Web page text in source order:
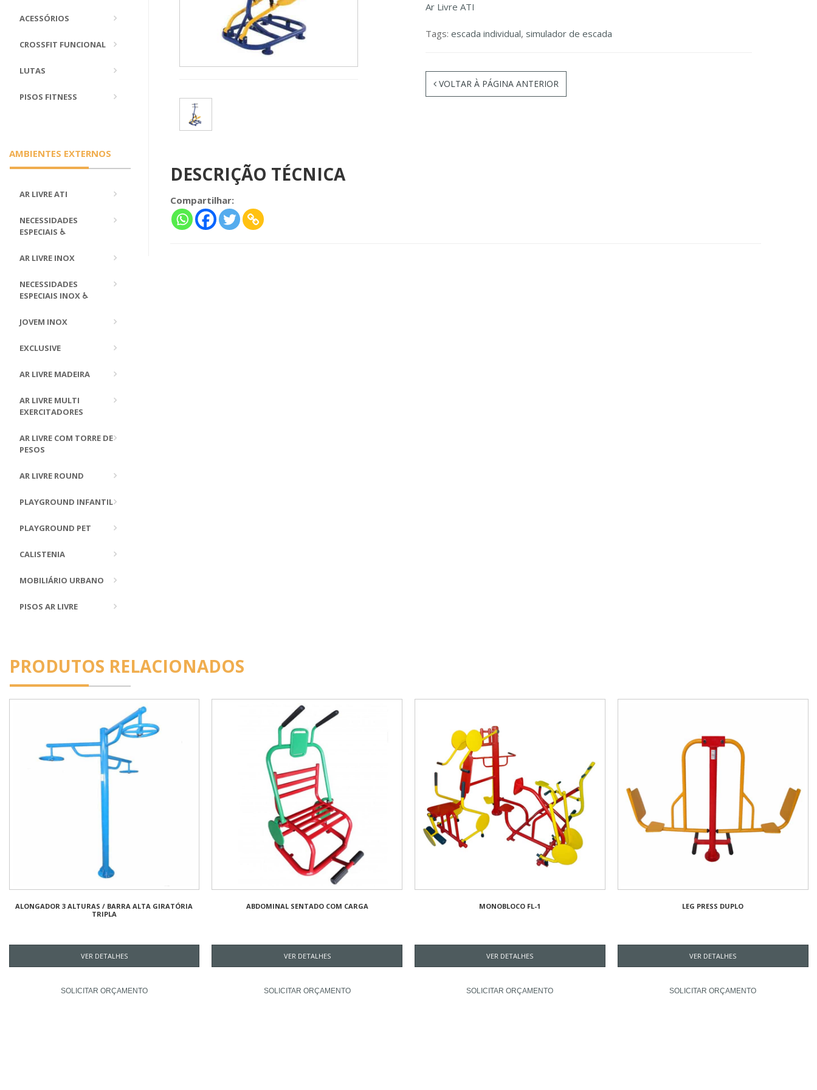
ACESSÓRIOS
CROSSFIT FUNCIONAL
LUTAS
PISOS FITNESS
AMBIENTES EXTERNOS
AR LIVRE ATI
NECESSIDADES
ESPECIAIS ♿
AR LIVRE INOX
NECESSIDADES
ESPECIAIS INOX ♿
JOVEM INOX
EXCLUSIVE
AR LIVRE MADEIRA
AR LIVRE MULTI
EXERCITADORES
AR LIVRE COM TORRE DE
PESOS
AR LIVRE ROUND
PLAYGROUND INFANTIL
PLAYGROUND PET
CALISTENIA
MOBILIÁRIO URBANO
PISOS AR LIVRE
Ar Livre ATI
Tags: escada individual, simulador de escada
VOLTAR À PÁGINA ANTERIOR
DESCRIÇÃO TÉCNICA
Compartilhar:
PRODUTOS RELACIONADOS
ALONGADOR 3 ALTURAS / BARRA ALTA GIRATÓRIA
TRIPLA
VER DETALHES
SOLICITAR ORÇAMENTO
ABDOMINAL SENTADO COM CARGA
VER DETALHES
SOLICITAR ORÇAMENTO
MONOBLOCO FL-1
VER DETALHES
SOLICITAR ORÇAMENTO
LEG PRESS DUPLO
VER DETALHES
SOLICITAR ORÇAMENTO